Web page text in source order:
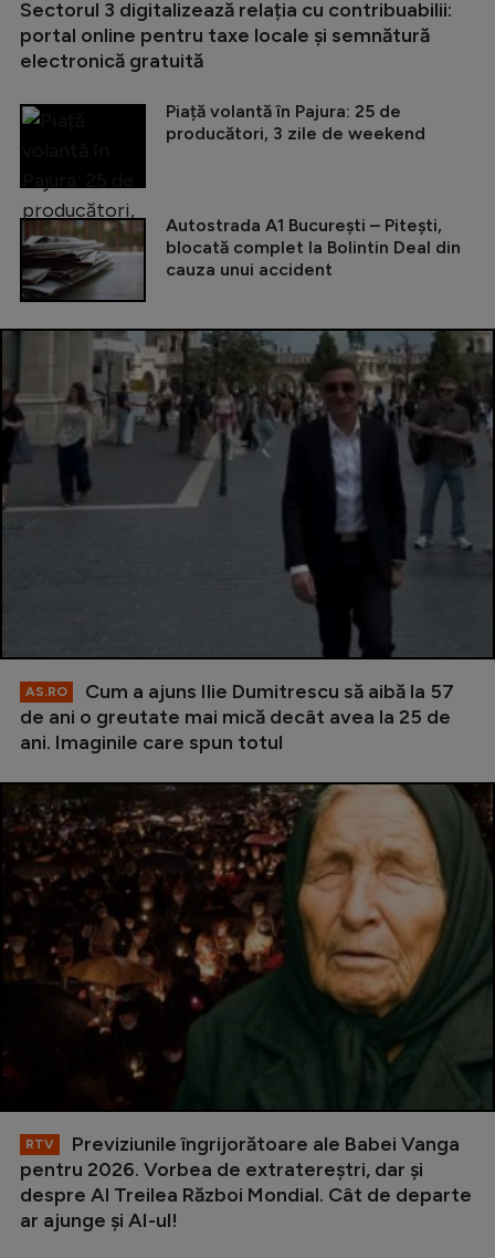
Sectorul 3 digitalizează relația cu contribuabilii:
portal online pentru taxe locale și semnătură
electronică gratuită
Piață volantă în Pajura: 25 de
producători, 3 zile de weekend
Autostrada A1 București – Pitești,
blocată complet la Bolintin Deal din
cauza unui accident
AS.RO
Cum a ajuns Ilie Dumitrescu să aibă la 57
de ani o greutate mai mică decât avea la 25 de
ani. Imaginile care spun totul
RTV
Previziunile îngrijorătoare ale Babei Vanga
pentru 2026. Vorbea de extratereștri, dar și
despre Al Treilea Război Mondial. Cât de departe
ar ajunge și AI-ul!